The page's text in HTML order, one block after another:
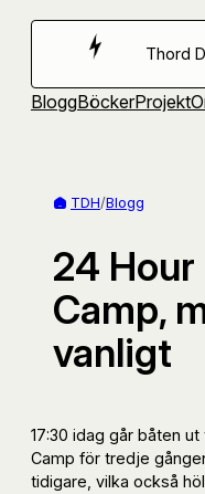
Hoppa
Thord
BloggBöckerProjekt
TDH/Blogg
24
Camp,
vanligt
17:30 idag går båten
Camp för tredje
tidigare, vilka också